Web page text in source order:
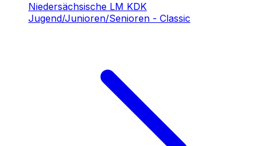
Niedersächsische LM KDK
Jugend/Junioren/Senioren - Classic